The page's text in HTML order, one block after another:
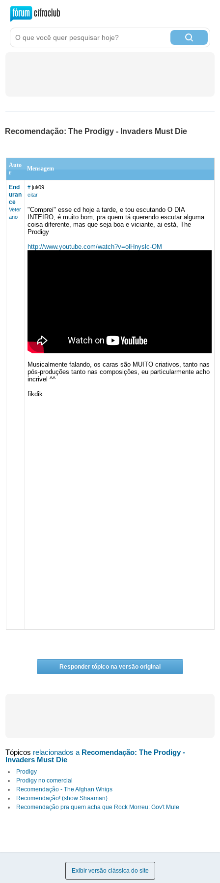
Recomendação: The Prodigy - Invaders Must Die
Auto
r
Mensagem
End
uran
ce
Veter
ano
# jul/09
citar
"Comprei" esse cd hoje a tarde, e tou escutando O DIA
INTEIRO, é muito bom, pra quem tá querendo escutar alguma
coisa diferente, mas que seja boa e viciante, ai está, The
Prodigy
http://www.youtube.com/watch?v=olHnyslc-OM
Musicalmente falando, os caras são MUITO criativos, tanto nas
pós-produções tanto nas composições, eu particularmente acho
incrivel ^^
fikdik
Responder tópico na versão original
Tópicos relacionados a Recomendação: The Prodigy -
Invaders Must Die
Prodigy
Prodigy no comercial
Recomendação - The Afghan Whigs
Recomendação! (show Shaaman)
Recomendação pra quem acha que Rock Morreu: Gov't Mule
Exibir versão clássica do site